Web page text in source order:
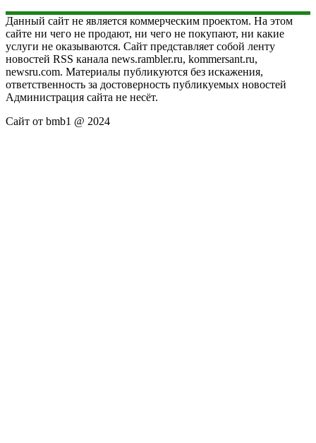
Данный сайт не является коммерческим проектом. На этом
сайте ни чего не продают, ни чего не покупают, ни какие
услуги не оказываются. Сайт представляет собой ленту
новостей RSS канала news.rambler.ru, kommersant.ru,
newsru.com. Материалы публикуются без искажения,
ответственность за достоверность публикуемых новостей
Администрация сайта не несёт.
Сайт от bmb1 @ 2024